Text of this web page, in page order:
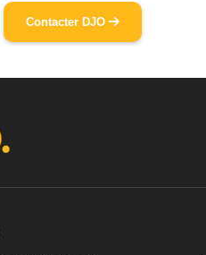
Contacter DJO